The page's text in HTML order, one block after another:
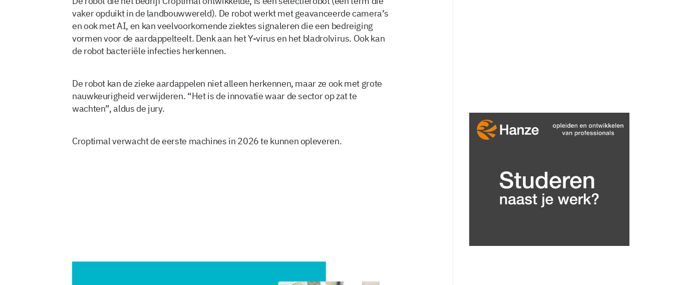
vaker opduikt in de landbouwwereld). De robot werkt met geavanceerde camera’s
en ook met AI, en kan veelvoorkomende ziektes signaleren die een bedreiging
vormen voor de aardappelteelt. Denk aan het Y-virus en het bladrolvirus. Ook kan
de robot bacteriële infecties herkennen.
De robot kan de zieke aardappelen niet alleen herkennen, maar ze ook met grote
nauwkeurigheid verwijderen. “Het is de innovatie waar de sector op zat te
wachten”, aldus de jury.
Croptimal verwacht de eerste machines in 2026 te kunnen opleveren.